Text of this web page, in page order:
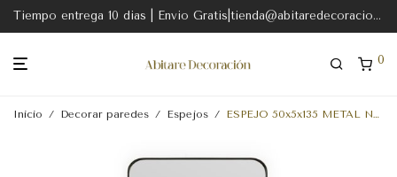
Tiempo entrega 10 dias | Envio Gratis|tienda@abitaredecoracion.com
0
Inicio / Decorar paredes / Espejos / ESPEJO 50x5x135 METAL NEGRO MATE